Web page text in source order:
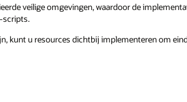
veilige omgevingen, waardoor de
scripts.
kunt u resources dichtbij implementeren om